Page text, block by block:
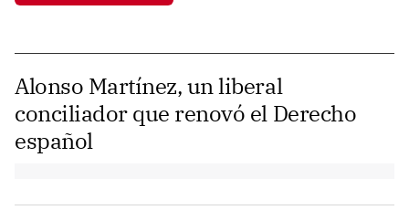
Alonso Martínez, un liberal
conciliador que renovó el Derecho
español